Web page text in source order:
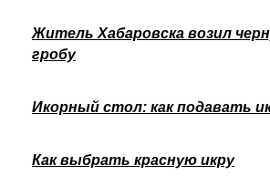
Житель Хабаровска возил
гробу
Икорный стол: как подавать
Как выбрать красную икру